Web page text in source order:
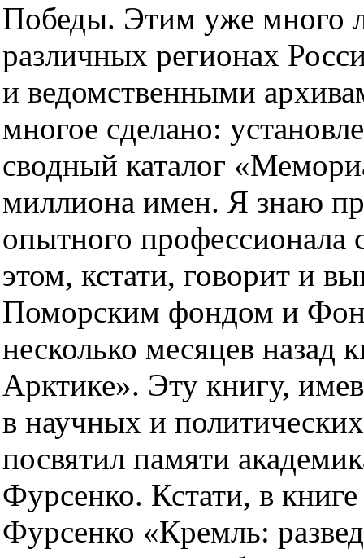
Победы. Этим уже много
различных регионах
и ведомственными
многое сделано:
сводный каталог
миллиона имен. Я знаю
опытного
этом, кстати, говорит и
Поморским фондом и
несколько месяцев назад
Арктике». Эту книгу,
в научных и
посвятил памяти
Фурсенко. Кстати, в
Фурсенко «Кремль: